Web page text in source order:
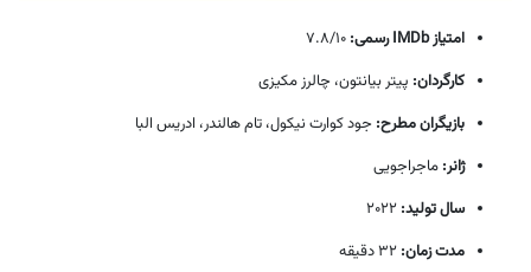
امتیاز IMDb رسمی:
کارگردان: پیتر بیانتون، چالرز مکیزی
بازیگران مطرح: جود کوارت نیکول، تام هالندر، ادریس البا
ژانر: ماجراجویی
سال تولید:
مدت زمان: